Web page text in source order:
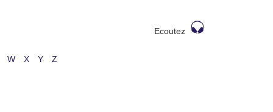
Ecoutez
W X Y Z